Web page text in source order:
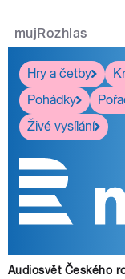
mujRozhlas
Hry a četby
Pohádky
Živé vysílání
Audiosvět Českého